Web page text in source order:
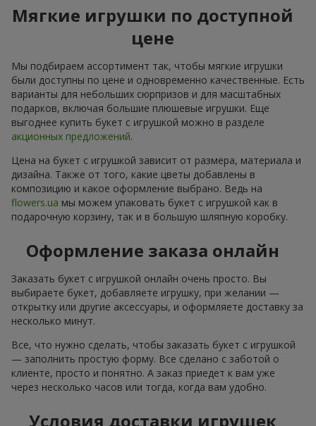
Мягкие игрушки по доступной
цене
Мы подбираем ассортимент так, чтобы мягкие игрушки
были доступны по цене и одновременно качественные. Есть
варианты для небольших сюрпризов и для масштабных
подарков, включая большие плюшевые игрушки. Еще
выгоднее купить букет с игрушкой можно в разделе
акционных предложений.
Цена на букет с игрушкой зависит от размера, материала и
дизайна. Также от того, какие цветы добавлены в
композицию и какое оформление выбрано. Ведь на
flowers.ua мы можем упаковать букет с игрушкой как в
подарочную корзину, так и в большую шляпную коробку.
Оформление заказа онлайн
Заказать букет с игрушкой онлайн очень просто. Вы
выбираете букет, добавляете игрушку, при желании —
открытку или другие аксессуары, и оформляете доставку за
несколько минут.
Все, что нужно сделать, чтобы заказать букет с игрушкой
— заполнить простую форму. Все сделано с заботой о
клиенте, просто и понятно. А заказ приедет к вам уже
через несколько часов или тогда, когда вам удобно.
Условия доставки игрушек